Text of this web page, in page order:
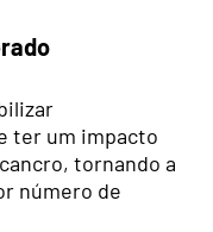
ter um impacto
tornando a
número de